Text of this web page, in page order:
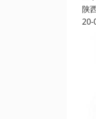
陕
20-